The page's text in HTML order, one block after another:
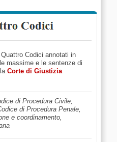
Codici annotati in
massime e le sentenze di
Corte di Giustizia
di Procedura Civile,
di Procedura Penale,
e coordinamento,